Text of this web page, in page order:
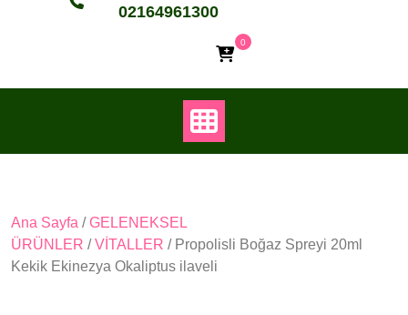
02164961300
0
Ana Sayfa / GELENEKSEL
ÜRÜNLER / VİTALLER / Propolisli Boğaz Spreyi 20ml
Kekik Ekinezya Okaliptus ilaveli